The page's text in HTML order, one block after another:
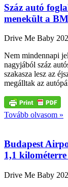
Száz autó
menekült a
Drive Me Baby
Nem mindennapi
nagyjából száz
szakasza lesz az
megálltak az
Tovább olvasom »
Budapest
1,1
Drive Me Baby